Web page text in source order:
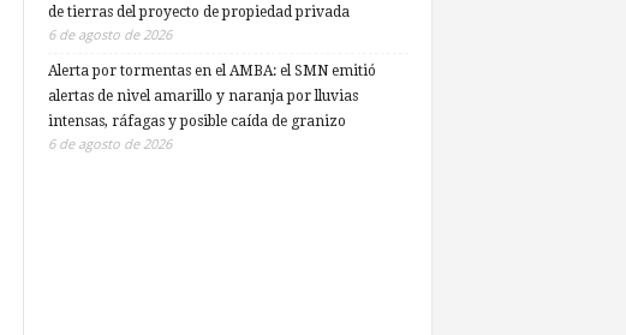
de tierras del proyecto de propiedad privada
6 de agosto de 2026
Alerta por tormentas en el AMBA: el SMN emitió
alertas de nivel amarillo y naranja por lluvias
intensas, ráfagas y posible caída de granizo
6 de agosto de 2026